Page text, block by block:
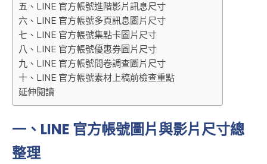
五、LINE 官方帳號進階影片訊息尺寸
六、LINE 官方帳號多頁訊息圖片尺寸
七、LINE 官方帳號集點卡圖片尺寸
八、LINE 官方帳號優惠券圖片尺寸
九、LINE 官方帳號問卷調查圖片尺寸
十、LINE 官方帳號素材上稿前檢查重點
延伸閱讀
一、LINE 官方帳號圖片與影片尺寸總
整理